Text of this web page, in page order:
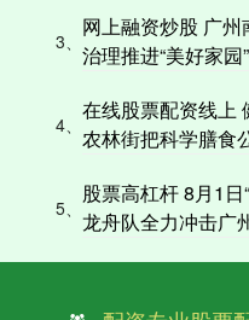
3、
网上融资炒股 广
治理推进“美好家园
4、
在线股票配资线上
农林街把科学膳食
5、
股票高杠杆 8月1日
龙舟队全力冲击广